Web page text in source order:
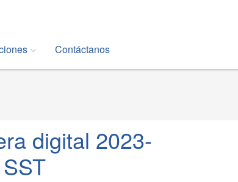
Contáctanos
digital 2023-